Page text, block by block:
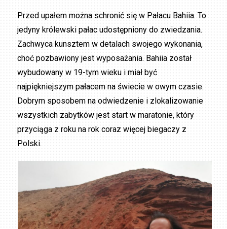
Przed upałem można schronić się w Pałacu Bahiia. To
jedyny królewski pałac udostępniony do zwiedzania.
Zachwyca kunsztem w detalach swojego wykonania,
choć pozbawiony jest wyposażania. Bahiia został
wybudowany w 19-tym wieku i miał być
najpiękniejszym pałacem na świecie w owym czasie.
Dobrym sposobem na odwiedzenie i zlokalizowanie
wszystkich zabytków jest start w maratonie, który
przyciąga z roku na rok coraz więcej biegaczy z
Polski.